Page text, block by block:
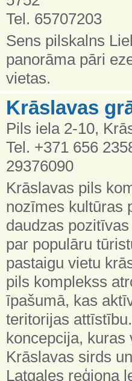
Tel. 65707203
Sens pilskalns
panorāma pāri
vietas.
Krāslavas
Pils iela 2-10,
Tel. +371 656
29376090
Krāslavas pils
nozīmes kultūras
daudzas
par populāru
pastaigu vietu
pils komplekss
īpašumā, kas
teritorijas
koncepcija,
Krāslavas sirds
Latgales reģiona